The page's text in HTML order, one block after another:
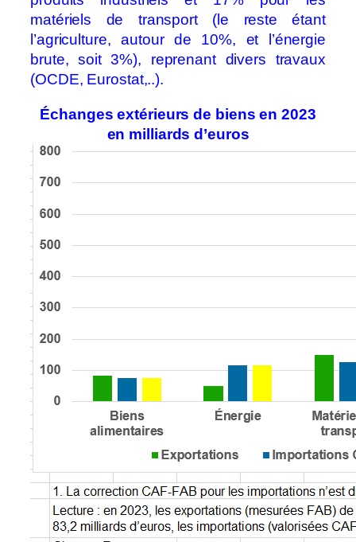
matériels de transport (le reste étant
l’agriculture, autour de 10%, et l’énergie
brute, soit 3%), reprenant divers travaux
(OCDE, Eurostat,..).
Échanges extérieurs de biens en 2023
en milliards d’euros